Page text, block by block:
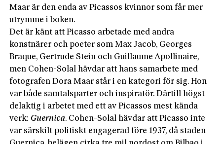
Maar är den enda av Picassos kvinnor som får mer
utrymme i boken.
Det är känt att Picasso arbetade med andra
konstnärer och poeter som Max Jacob, Georges
Braque, Gertrude Stein och Guillaume Apollinaire,
men Cohen-Solal hävdar att hans samarbete med
fotografen Dora Maar står i en kategori för sig. Hon
var både samtalsparter och inspiratör. Därtill högst
delaktig i arbetet med ett av Picassos mest kända
verk: Guernica. Cohen-Solal hävdar att Picasso inte
var särskilt politiskt engagerad före 1937, då staden